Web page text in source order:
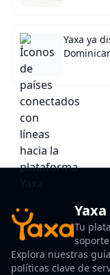
Yaxa ya
Tu
Explora nuestras
políticas clave de